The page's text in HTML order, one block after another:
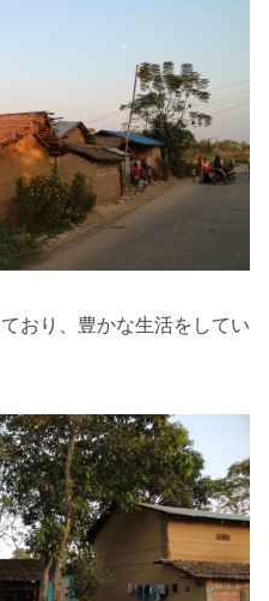
おり、豊かな生活をしてい